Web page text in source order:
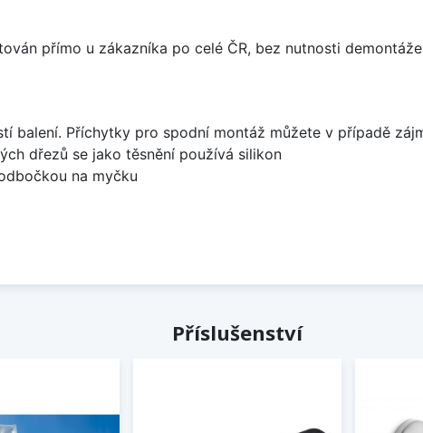
přímo u zákazníka po celé ČR, bez nutnosti
balení. Příchytky pro spodní montáž můžete v případě
dřezů se jako těsnění používá silikon
na myčku
Příslušenství